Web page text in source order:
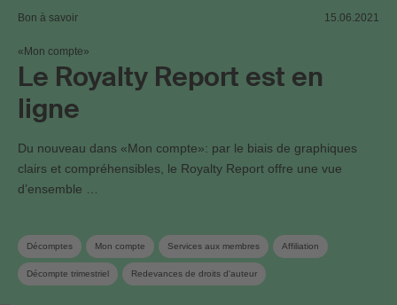
Bon à savoir 15.06.2021
«Mon compte»
Le Royalty Report est en
ligne
Du nouveau dans «Mon compte»: par le biais de graphiques
clairs et compréhensibles, le Royalty Report offre une vue
d’ensemble …
Décomptes Mon compte Services aux membres Affiliation
Décompte trimestriel Redevances de droits d'auteur